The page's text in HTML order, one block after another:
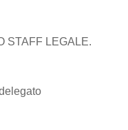
STAFF LEGALE.